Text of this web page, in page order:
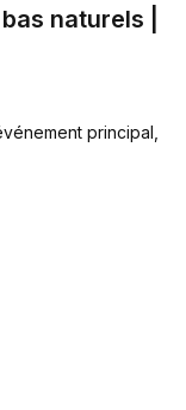
naturels |
principal,